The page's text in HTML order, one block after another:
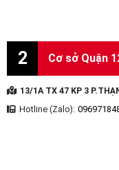
2 Cơ sở Quận
13/1A TX 47 KP 3
Hotline (Zalo):